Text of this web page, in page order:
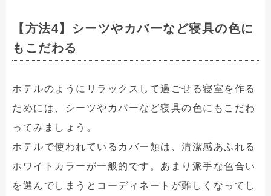
【方法4】シーツやカバーなど寝具の色に
もこだわる
ホテルのようにリラックスして過ごせる寝室を作る
ためには、シーツやカバーなど寝具の色にもこだわ
ってみましょう。
ホテルで使われているカバー類は、清潔感あふれる
ホワイトカラーが一般的です。あまり派手な色合い
を選んでしまうとコーディネートが難しくなってし